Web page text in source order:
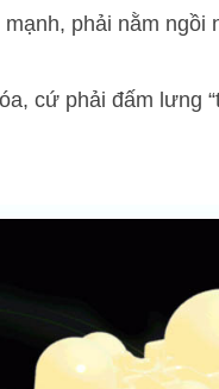
phải nằm
cứ phải đấm lưng